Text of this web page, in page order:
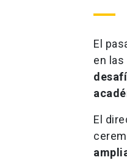
El
en
El